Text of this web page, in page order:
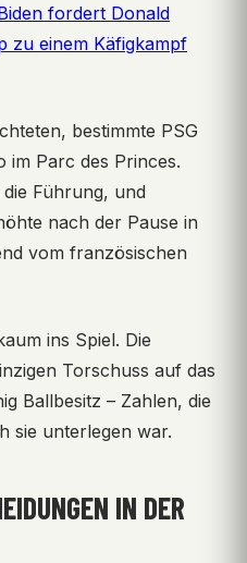
fordert Donald
zu einem Käfigkampf
bestimmte PSG
im Parc des Princes.
Führung, und
nach der Pause in
vom französischen
ins Spiel. Die
Torschuss auf das
Ballbesitz – Zahlen, die
sie unterlegen war.
IN DER